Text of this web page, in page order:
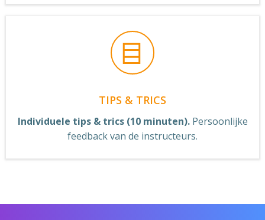
TIPS & TRICS
Individuele tips & trics (10 minuten).Persoonlijke
feedback van de instructeurs.